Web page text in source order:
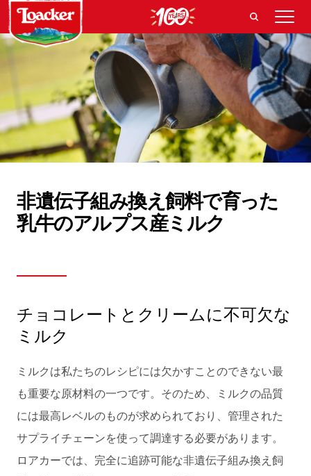
非遺伝子組み換え飼料で育った
乳牛のアルプス産ミルク
チョコレートとクリームに不可欠な
ミルク
ミルクは私たちのレシピには欠かすことのできない最
も重要な原材料の一つです。そのため、ミルクの品質
には最高レベルのものが求められており、管理された
サプライチェーンを使って調達する必要があります。
ロアカーでは、完全に追跡可能な非遺伝子組み換え飼